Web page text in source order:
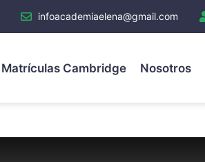
infoacademiaelena@gmail.com
Matrículas Cambridge Nosotros